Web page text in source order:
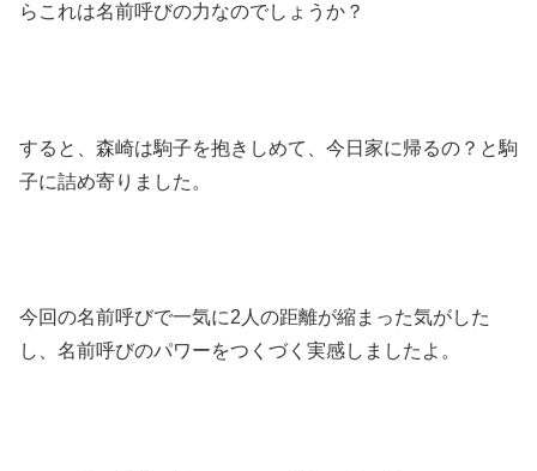
らこれは名前呼びの力なのでしょうか？
すると、森崎は駒子を抱きしめて、今日家に帰るの？と駒
子に詰め寄りました。
今回の名前呼びで一気に2人の距離が縮まった気がした
し、名前呼びのパワーをつくづく実感しましたよ。